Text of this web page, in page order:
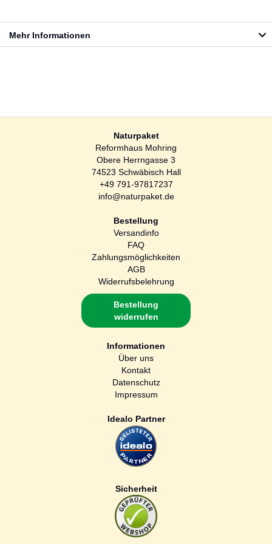
Mehr Informationen
Naturpaket
Reformhaus Mohring
Obere Herrngasse 3
74523 Schwäbisch Hall
+49 791-97817237
info@naturpaket.de
Bestellung
Versandinfo
FAQ
Zahlungsmöglichkeiten
AGB
Widerrufsbelehrung
Bestellung
widerrufen
Informationen
Über uns
Kontakt
Datenschutz
Impressum
Idealo Partner
Sicherheit